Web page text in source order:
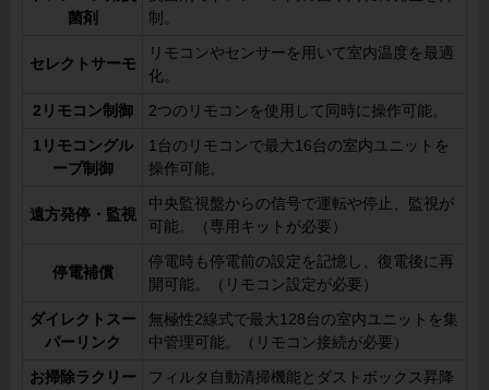
菌剤
制。
セレクトサーモ
リモコンやセンサーを用いて室内温度を最適
化。
2リモコン制御 2つのリモコンを使用して同時に操作可能。
1リモコングル
ープ制御
1台のリモコンで最大16台の室内ユニットを
操作可能。
遠方発停・監視
中央監視盤からの信号で運転や停止、監視が
可能。（専用キットが必要）
停電補償
停電時も停電前の設定を記憶し、復電後に再
開可能。（リモコン設定が必要）
ダイレクトスー
パーリンク
無極性2線式で最大128台の室内ユニットを集
中管理可能。（リモコン接続が必要）
お掃除ラクリー
フィルタ自動清掃機能とダストボックス昇降